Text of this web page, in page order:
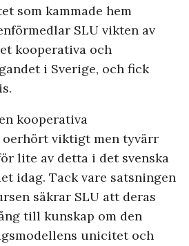
som kammade hem
SLU vikten av
kooperativa och
i Sverige, och fick
kooperativa
viktigt men tyvärr
lite av detta i det svenska
idag. Tack vare satsningen
säkrar SLU att deras
till kunskap om den
unicitet och